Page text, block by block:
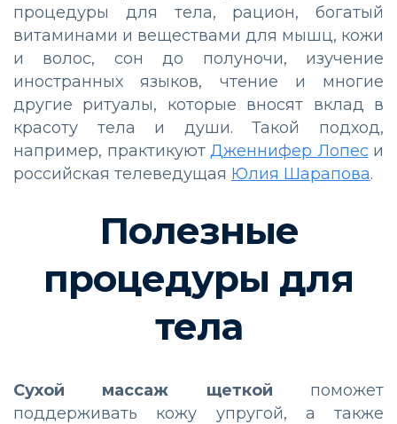
процедуры для тела, рацион, богатый
витаминами и веществами для мышц, кожи
и волос, сон до полуночи, изучение
иностранных языков, чтение и многие
другие ритуалы, которые вносят вклад в
красоту тела и души. Такой подход,
например, практикуют Дженнифер Лопес и
российская телеведущая Юлия Шарапова.
Полезные
процедуры для
тела
Сухой массаж щеткой поможет
поддерживать кожу упругой, а также